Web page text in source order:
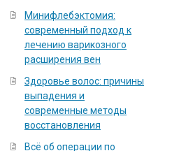
Минифлебэктомия:
современный подход к
лечению варикозного
расширения вен
Здоровье волос: причины
выпадения и
современные методы
восстановления
Всё об операции по